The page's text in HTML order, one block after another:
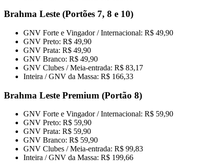
Brahma Leste (Portões 7, 8 e 10)
GNV Forte e Vingador / Internacional: R$ 49,90
GNV Preto: R$ 49,90
GNV Prata: R$ 49,90
GNV Branco: R$ 49,90
GNV Clubes / Meia-entrada: R$ 83,17
Inteira / GNV da Massa: R$ 166,33
Brahma Leste Premium (Portão 8)
GNV Forte e Vingador / Internacional: R$ 59,90
GNV Preto: R$ 59,90
GNV Prata: R$ 59,90
GNV Branco: R$ 59,90
GNV Clubes / Meia-entrada: R$ 99,83
Inteira / GNV da Massa: R$ 199,66